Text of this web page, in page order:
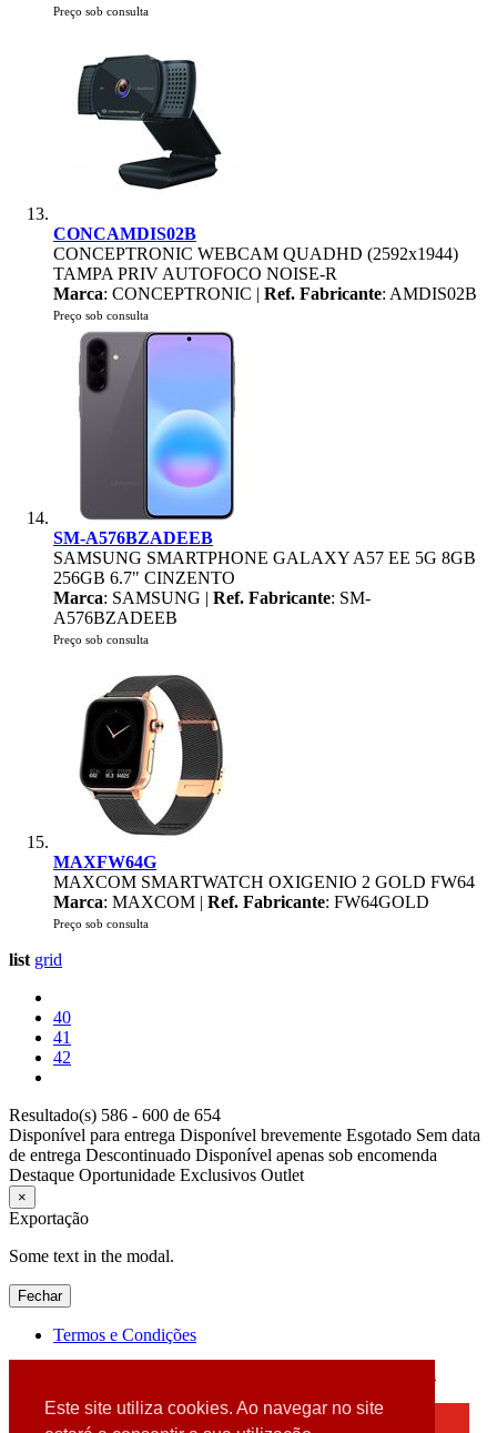
Este site utiliza cookies. Ao navegar no site
Preço sob consulta
CONCAMDIS02B
CONCEPTRONIC WEBCAM QUADHD (2592x1944)
TAMPA PRIV AUTOFOCO NOISE-R
Marca: CONCEPTRONIC | Ref. Fabricante: AMDIS02B
Preço sob consulta
SM-A576BZADEEB
SAMSUNG SMARTPHONE GALAXY A57 EE 5G 8GB
256GB 6.7" CINZENTO
Marca: SAMSUNG | Ref. Fabricante: SM-
A576BZADEEB
Preço sob consulta
MAXFW64G
MAXCOM SMARTWATCH OXIGENIO 2 GOLD FW64
Marca: MAXCOM | Ref. Fabricante: FW64GOLD
Preço sob consulta
list grid
40
41
42
Resultado(s) 586 - 600 de 654
Disponível para entrega Disponível brevemente Esgotado Sem data
de entrega Descontinuado Disponível apenas sob encomenda
Destaque Oportunidade Exclusivos Outlet
×
Exportação
Some text in the modal.
Fechar
Termos e Condições